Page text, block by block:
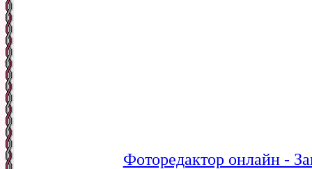
Фоторедактор онлайн -